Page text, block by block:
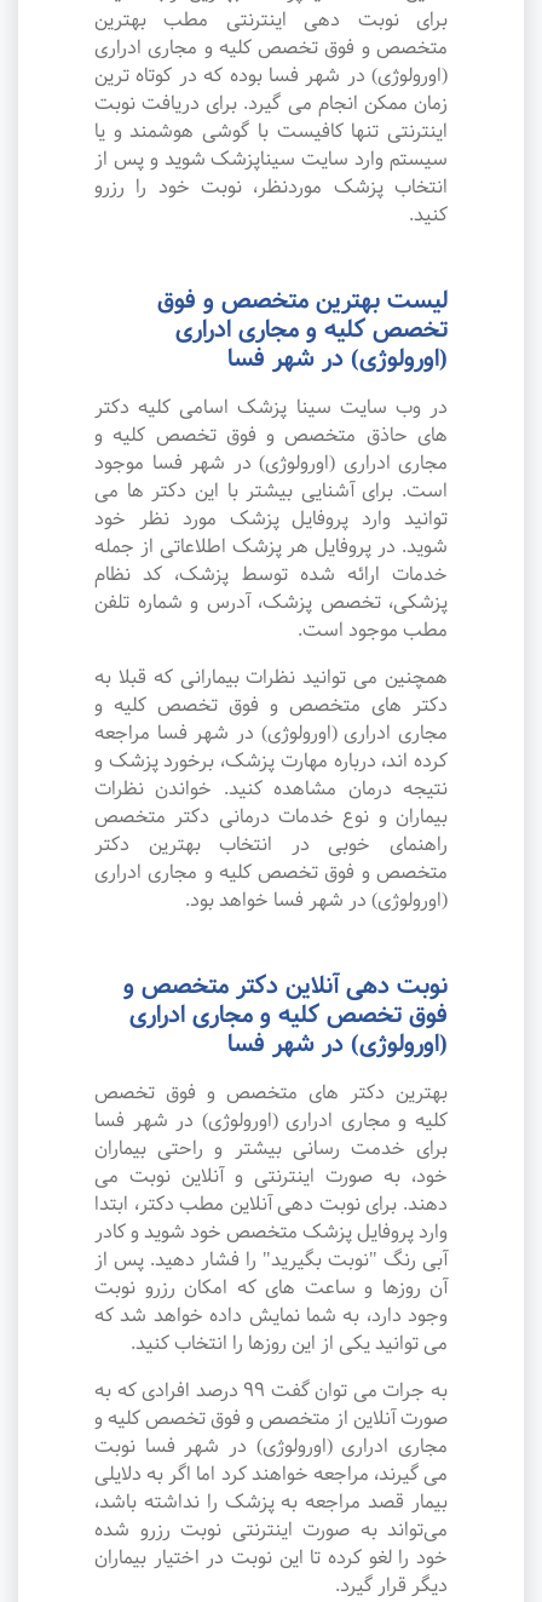
برای نوبت دهی اینترنتی مطب بهترین
متخصص و فوق تخصص کلیه و مجاری ادراری
(اورولوژی) در شهر فسا بوده که در کوتاه ترین
زمان ممکن انجام می گیرد. برای دریافت نوبت
اینترنتی تنها کافیست با گوشی هوشمند و یا
سیستم وارد سایت سیناپزشک شوید و پس از
انتخاب پزشک موردنظر، نوبت خود را رزرو
کنید.
لیست بهترین متخصص و فوق
تخصص کلیه و مجاری ادراری
(اورولوژی) در شهر فسا
در وب سایت سینا پزشک اسامی کلیه دکتر
های حاذق متخصص و فوق تخصص کلیه و
مجاری ادراری (اورولوژی) در شهر فسا موجود
است. برای آشنایی بیشتر با این دکتر ها می
توانید وارد پروفایل پزشک مورد نظر خود
شوید. در پروفایل هر پزشک اطلاعاتی از جمله
خدمات ارائه شده توسط پزشک، کد نظام
پزشکی، تخصص پزشک، آدرس و شماره تلفن
مطب موجود است.
همچنین می توانید نظرات بیمارانی که قبلا به
دکتر های متخصص و فوق تخصص کلیه و
مجاری ادراری (اورولوژی) در شهر فسا مراجعه
کرده اند، درباره مهارت پزشک، برخورد پزشک و
نتیجه درمان مشاهده کنید. خواندن نظرات
بیماران و نوع خدمات درمانی دکتر متخصص
راهنمای خوبی در انتخاب بهترین دکتر
متخصص و فوق تخصص کلیه و مجاری ادراری
(اورولوژی) در شهر فسا خواهد بود.
نوبت دهی آنلاین دکتر متخصص و
فوق تخصص کلیه و مجاری ادراری
(اورولوژی) در شهر فسا
بهترین دکتر های متخصص و فوق تخصص
کلیه و مجاری ادراری (اورولوژی) در شهر فسا
برای خدمت رسانی بیشتر و راحتی بیماران
خود، به صورت اینترنتی و آنلاین نوبت می
دهند. برای نوبت دهی آنلاین مطب دکتر، ابتدا
وارد پروفایل پزشک متخصص خود شوید و کادر
آبی رنگ "نوبت بگیرید" را فشار دهید. پس از
آن روزها و ساعت های که امکان رزرو نوبت
وجود دارد، به شما نمایش داده خواهد شد که
می توانید یکی از این روزها را انتخاب کنید.
به جرات می‌ توان گفت ۹۹ درصد افرادی که به
صورت آنلاین از متخصص و فوق تخصص کلیه و
مجاری ادراری (اورولوژی) در شهر فسا نوبت
می گیرند، مراجعه خواهند کرد اما اگر به دلایلی
بیمار قصد مراجعه به پزشک را نداشته باشد،
می‌تواند به صورت اینترنتی نوبت رزرو شده
خود را لغو کرده تا این نوبت در اختیار بیماران
دیگر قرار گیرد.